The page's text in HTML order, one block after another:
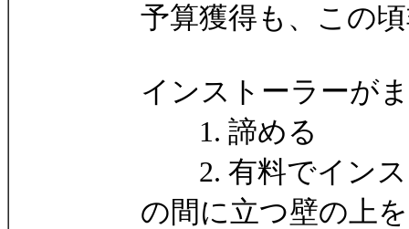
予算獲得も、この頃
インストーラーがま
1. 諦める
2. 有料でインス
の間に立つ壁の上を